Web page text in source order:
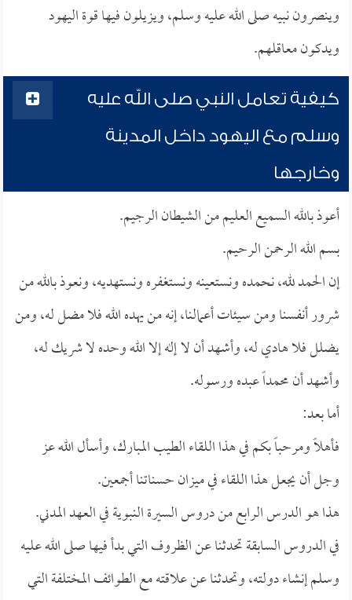
وينصرون نبيه صلى الله عليه وسلم، ويزيلون فيها قوة اليهود
ويدكون معاقلهم.
كيفية تعامل النبي صلى الله عليه
وسلم مع اليهود داخل المدينة
وخارجها
أعوذ بالله السميع العليم من الشيطان الرجيم.
بسم الله الرحمن الرحيم.
إن الحمد لله، نحمده ونستعينه ونستغفره ونستهديه، ونعوذ بالله من
شرور أنفسنا ومن سيئات أعمالنا، إنه من يهده الله فلا مضل له، ومن
يضلل فلا هادي له، وأشهد أن لا إله إلا الله وحده لا شريك له،
وأشهد أن محمداً عبده ورسوله.
أما بعد:
فأهلاً ومرحباً بكم في هذا اللقاء الطيب المبارك، وأسأل الله عز
وجل أن يجعل هذا اللقاء في ميزان حسناتنا أجمعين.
هذا هو الدرس الرابع من دروس السيرة النبوية في العهد المدني.
في الدروس السابقة تحدثنا عن الظروف التي بدأ فيها صلى الله عليه
وسلم إنشاء دولته، وتحدثنا عن علاقته مع الطوائف المختلفة التي